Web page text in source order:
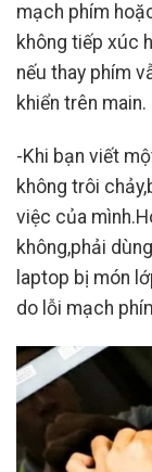
mạch phím
không tiếp xúc
nếu thay phím
khiển trên main.
-Khi bạn viết
không trôi
việc của
không,phải
laptop bị món
do lỗi mạch